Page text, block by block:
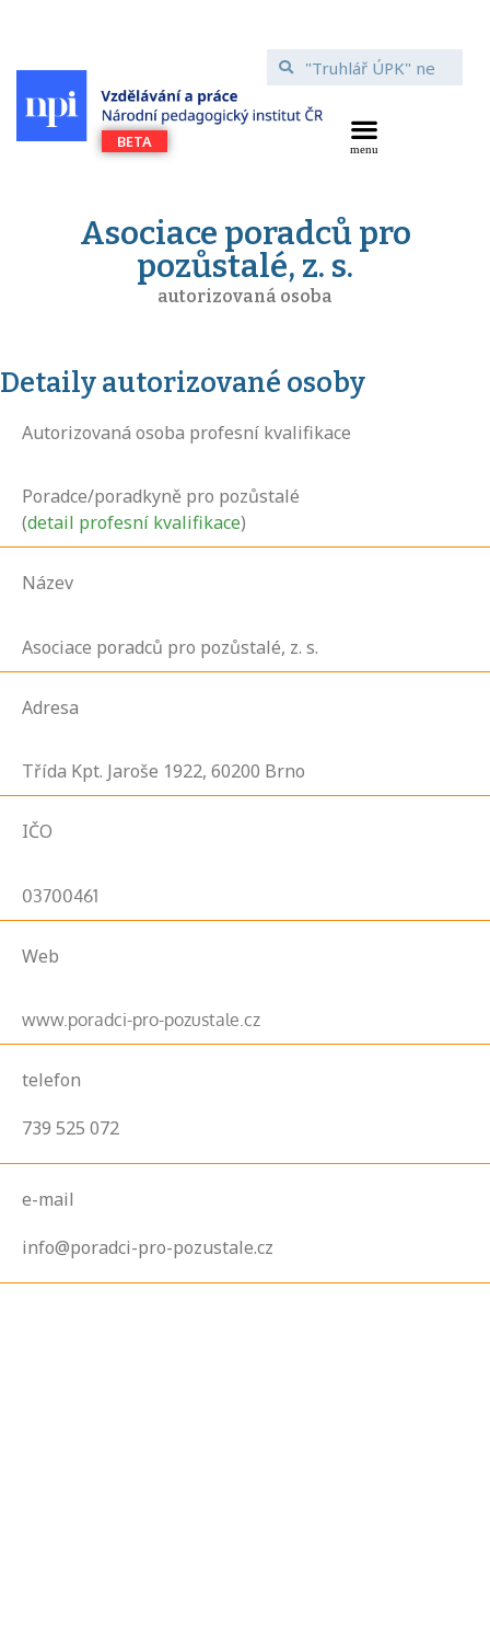
Asociace poradců pro
pozůstalé, z. s.
autorizovaná osoba
Detaily autorizované osoby
Autorizovaná osoba profesní kvalifikace
Poradce/poradkyně pro pozůstalé
(detail profesní kvalifikace)
Název
Asociace poradců pro pozůstalé, z. s.
Adresa
Třída Kpt. Jaroše 1922, 60200 Brno
IČO
03700461
Web
www.poradci-pro-pozustale.cz
telefon
739 525 072
e-mail
info@poradci-pro-pozustale.cz